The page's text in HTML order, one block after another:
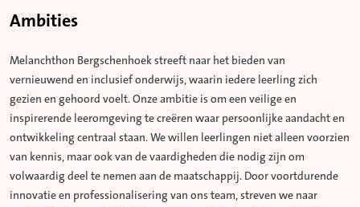
Ambities
Melanchthon Bergschenhoek streeft naar het bieden van
vernieuwend en inclusief onderwijs, waarin iedere leerling zich
gezien en gehoord voelt. Onze ambitie is om een veilige en
inspirerende leeromgeving te creëren waar persoonlijke aandacht en
ontwikkeling centraal staan. We willen leerlingen niet alleen voorzien
van kennis, maar ook van de vaardigheden die nodig zijn om
volwaardig deel te nemen aan de maatschappij. Door voortdurende
innovatie en professionalisering van ons team, streven we naar